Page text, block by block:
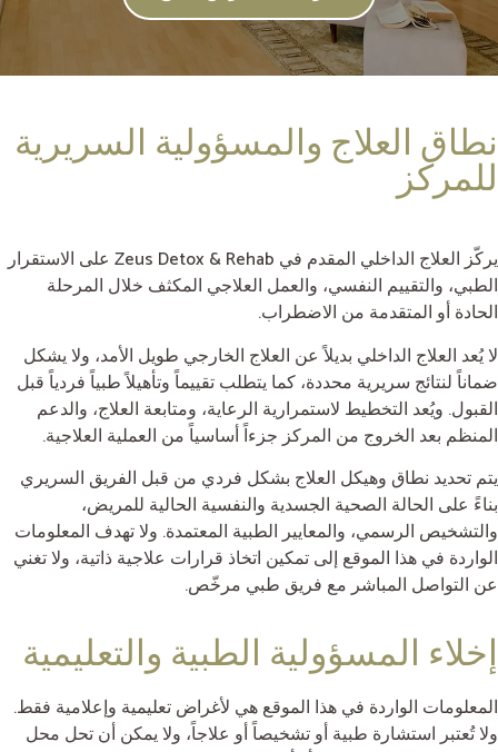
نطاق العلاج والمسؤولية السريرية
للمركز
يركّز العلاج الداخلي المقدم في Zeus Detox & Rehab على الاستقرار
الطبي، والتقييم النفسي، والعمل العلاجي المكثف خلال المرحلة
الحادة أو المتقدمة من الاضطراب.
لا يُعد العلاج الداخلي بديلاً عن العلاج الخارجي طويل الأمد، ولا يشكل
ضماناً لنتائج سريرية محددة، كما يتطلب تقييماً وتأهيلاً طبياً فردياً قبل
القبول. ويُعد التخطيط لاستمرارية الرعاية، ومتابعة العلاج، والدعم
المنظم بعد الخروج من المركز جزءاً أساسياً من العملية العلاجية.
يتم تحديد نطاق وهيكل العلاج بشكل فردي من قبل الفريق السريري
بناءً على الحالة الصحية الجسدية والنفسية الحالية للمريض،
والتشخيص الرسمي، والمعايير الطبية المعتمدة. ولا تهدف المعلومات
الواردة في هذا الموقع إلى تمكين اتخاذ قرارات علاجية ذاتية، ولا تغني
عن التواصل المباشر مع فريق طبي مرخّص.
إخلاء المسؤولية الطبية والتعليمية
المعلومات الواردة في هذا الموقع هي لأغراض تعليمية وإعلامية فقط.
ولا تُعتبر استشارة طبية أو تشخيصاً أو علاجاً، ولا يمكن أن تحل محل